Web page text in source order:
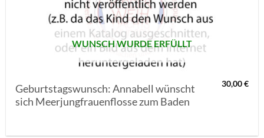
WUNSCH WURDE ERFÜLLT
Geburtstagswunsch: Annabell wünscht
sich Meerjungfrauenflosse zum Baden
30,00€